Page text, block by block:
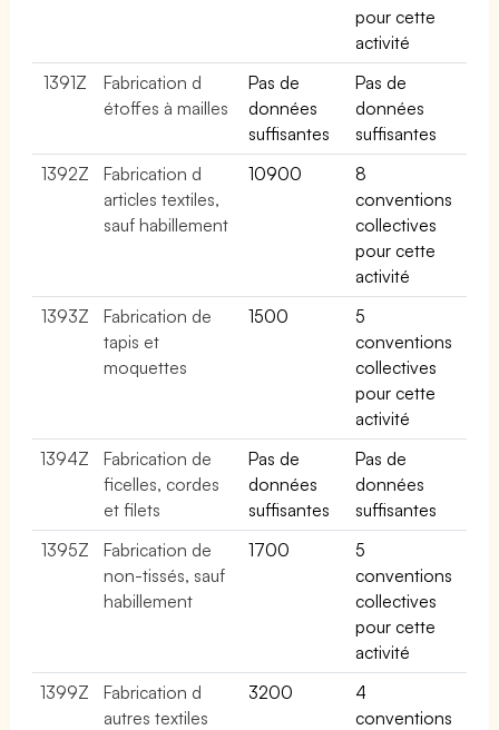
pour cette
activité
1391Z
Fabrication d
étoffes à mailles
Pas de
données
suffisantes
Pas de
données
suffisantes
1392Z
Fabrication d
articles textiles,
sauf habillement
10900
8
conventions
collectives
pour cette
activité
1393Z
Fabrication de
tapis et
moquettes
1500
5
conventions
collectives
pour cette
activité
1394Z
Fabrication de
ficelles, cordes
et filets
Pas de
données
suffisantes
Pas de
données
suffisantes
1395Z
Fabrication de
non-tissés, sauf
habillement
1700
5
conventions
collectives
pour cette
activité
1399Z
Fabrication d
autres textiles
3200
4
conventions